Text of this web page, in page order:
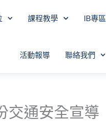
課程教學 IB專區
活動報導 聯絡我們
交通安全宣導